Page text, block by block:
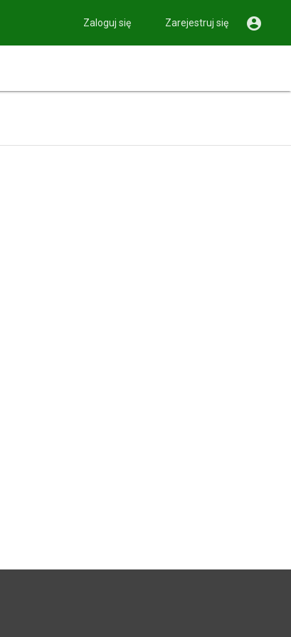
Zaloguj się Zarejestruj się 